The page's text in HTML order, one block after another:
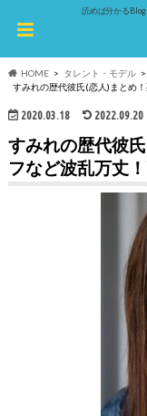
読めば分かる
HOME
タレント・モデル
すみれの歴代彼氏(恋人)まとめ
2020.03.18 2022.09.20
すみれの歴代彼
フなど波乱万丈